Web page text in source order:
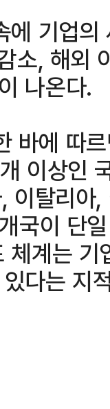
에 기업
소, 해외
나온다.
바에 따
이상인
이탈리아
국이 단
체계는
다는 지